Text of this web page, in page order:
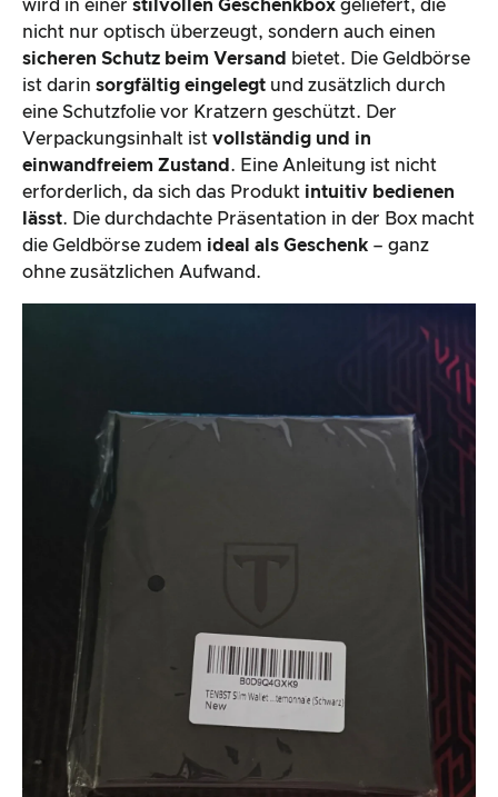
wird in einer stilvollen Geschenkbox geliefert, die
nicht nur optisch überzeugt, sondern auch einen
sicheren Schutz beim Versand bietet. Die Geldbörse
ist darin sorgfältig eingelegt und zusätzlich durch
eine Schutzfolie vor Kratzern geschützt. Der
Verpackungsinhalt ist vollständig und in
einwandfreiem Zustand . Eine Anleitung ist nicht
erforderlich, da sich das Produkt intuitiv bedienen
lässt. Die durchdachte Präsentation in der Box macht
die Geldbörse zudem ideal als Geschenk – ganz
ohne zusätzlichen Aufwand.